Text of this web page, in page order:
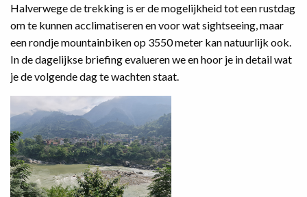
Halverwege de trekking is er de mogelijkheid tot een rustdag
om te kunnen acclimatiseren en voor wat sightseeing, maar
een rondje mountainbiken op 3550 meter kan natuurlijk ook.
In de dagelijkse briefing evalueren we en hoor je in detail wat
je de volgende dag te wachten staat.